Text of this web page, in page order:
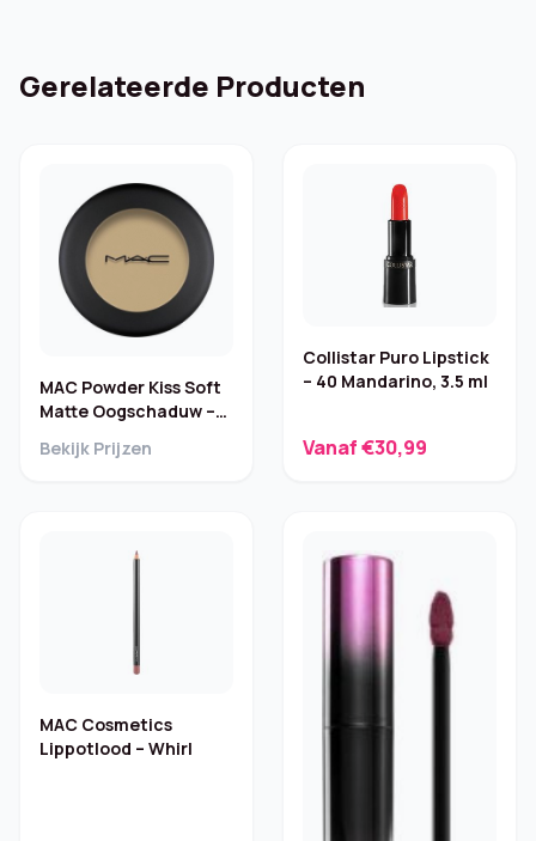
Gerelateerde Producten
MAC Powder Kiss Soft
Matte Oogschaduw –
Bekijk Prijzen
Collistar Puro Lipstick
– 40 Mandarino, 3.5 ml
Vanaf €30,99
MAC Cosmetics
Lippotlood – Whirl